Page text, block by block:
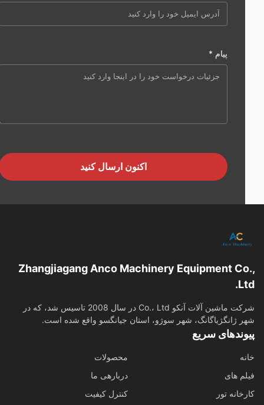
اکنون ارسال کنید
Zhangjiagang Anco Machinery Equipment
شرکت ماشین آلات آنکو Co.، Ltd در سال 2008 تاسیس شد، که در
ژانگژیاگانگ، شهر سوژو، استان جیانگسو واقع شده است.
سریع
محصولات
های
دربارهی ما
تور
کنترل کیفیت